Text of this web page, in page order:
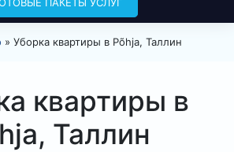
» Уборка квартиры в Põhja, Таллин
квартиры в
Таллин